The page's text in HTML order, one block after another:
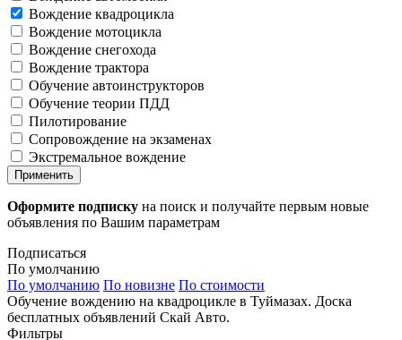
Вождение квадроцикла
Вождение мотоцикла
Вождение снегохода
Вождение трактора
Обучение автоинструкторов
Обучение теории ПДД
Пилотирование
Сопровождение на экзаменах
Экстремальное вождение
Применить
Оформите подписку на поиск и получайте первым новые
объявления по Вашим параметрам
Подписаться
По умолчанию
По умолчанию По новизне По стоимости
Обучение вождению на квадроцикле в Туймазах. Доска
бесплатных объявлений Скай Авто.
Фильтры